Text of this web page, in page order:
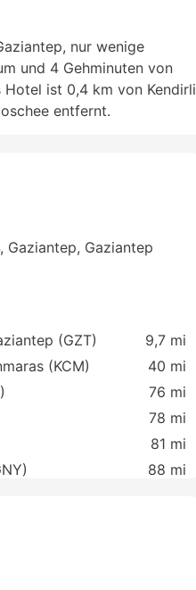
nur wenige
und 4 Gehminuten von
ist 0,4 km von Kendirli
entfernt.
Gaziantep, Gaziantep
(GZT)
9,7 mi
(KCM)
40 mi
76 mi
78 mi
81 mi
88 mi